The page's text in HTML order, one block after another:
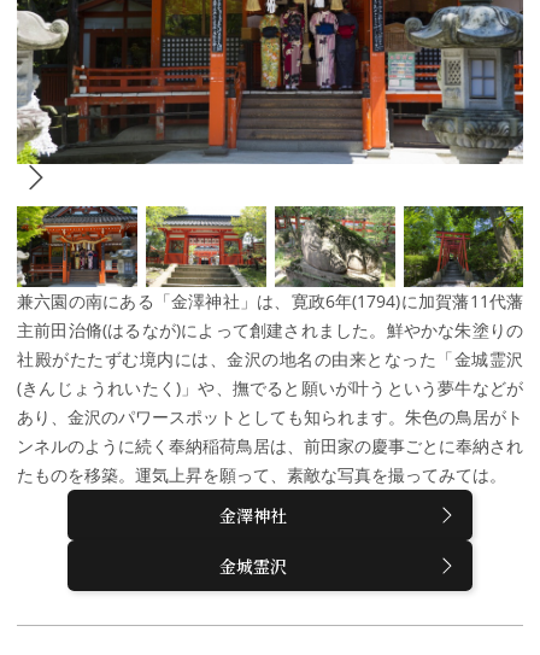
兼六園の南にある「金澤神社」は、寛政6年(1794)に加賀藩11代藩
主前田治脩(はるなが)によって創建されました。鮮やかな朱塗りの
社殿がたたずむ境内には、金沢の地名の由来となった「金城霊沢
(きんじょうれいたく)」や、撫でると願いが叶うという夢牛などが
あり、金沢のパワースポットとしても知られます。朱色の鳥居がト
ンネルのように続く奉納稲荷鳥居は、前田家の慶事ごとに奉納され
たものを移築。運気上昇を願って、素敵な写真を撮ってみては。
金澤神社
金城霊沢